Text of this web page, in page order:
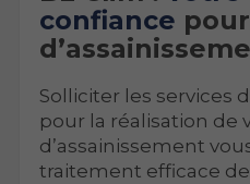
confiance
Solliciter les services
pour la réalisation de
d’assainissement
traitement efficace